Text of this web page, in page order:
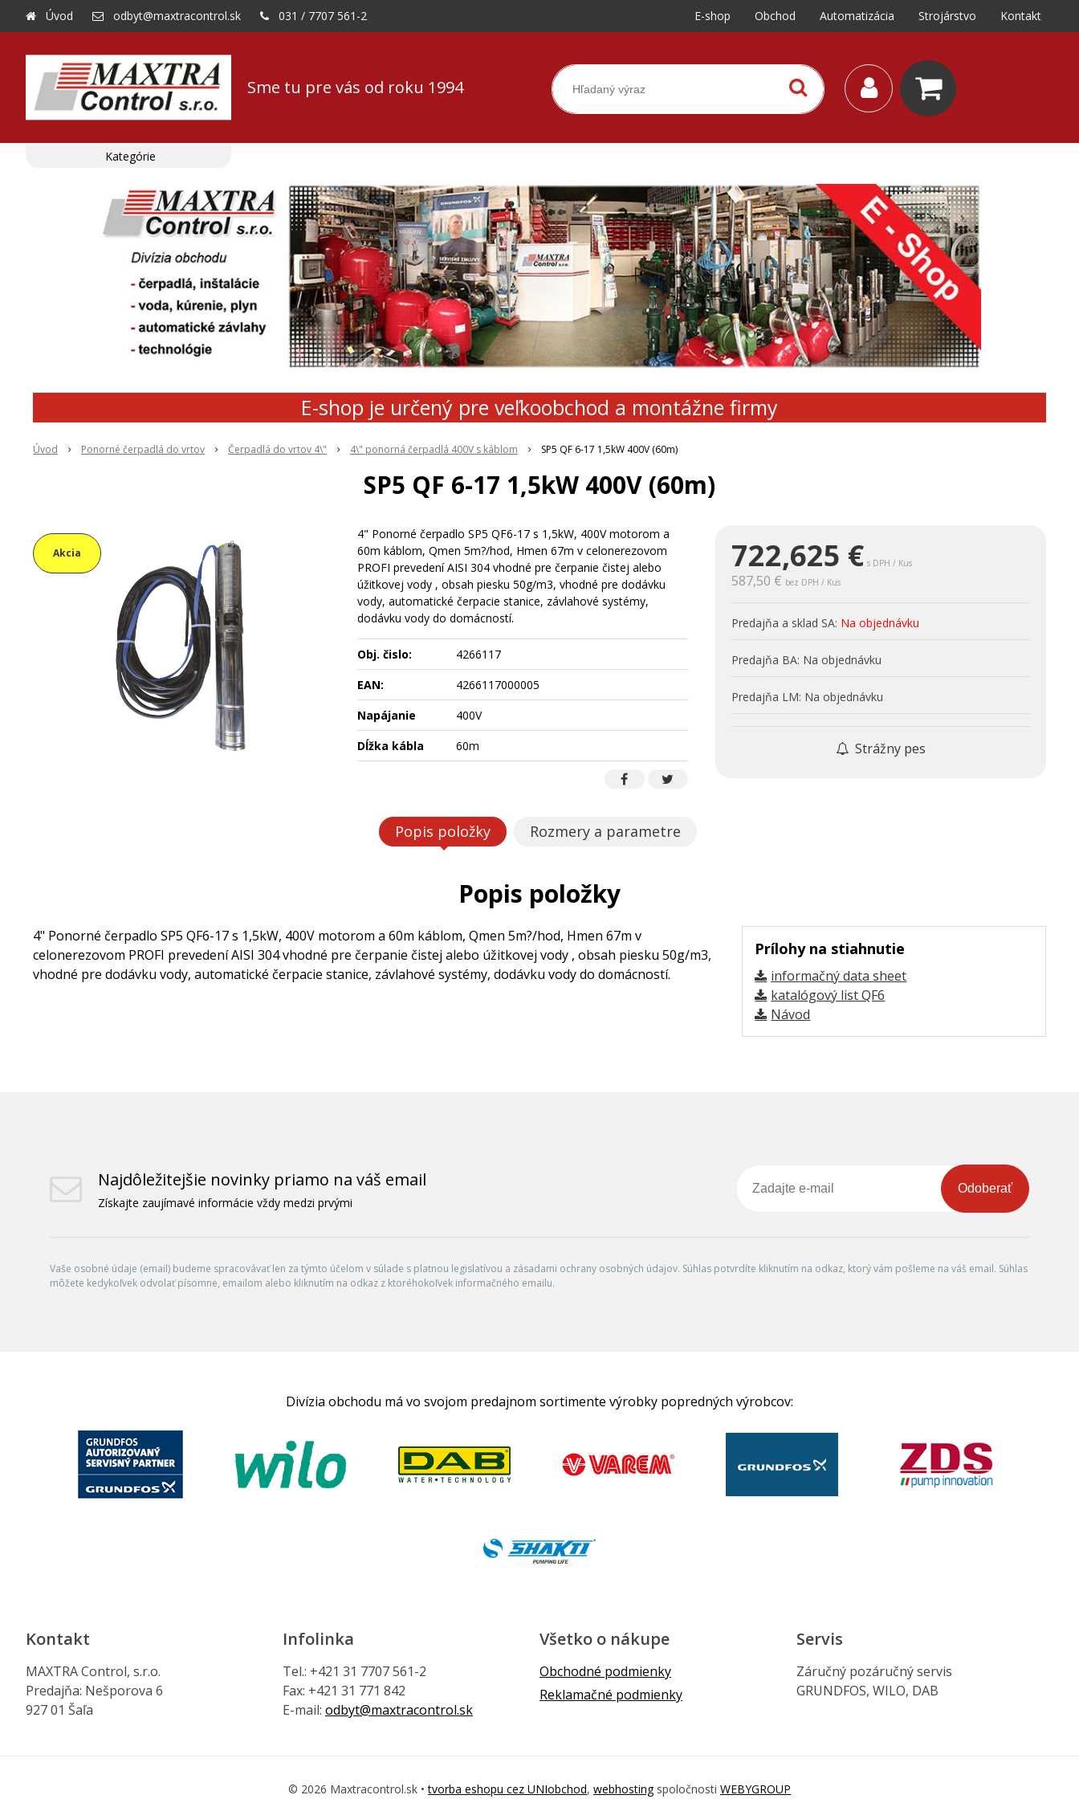
Sme tu pre vás od roku 1994
Úvod odbyt@maxtracontrol.sk 031 / 7707 561-2 E-shop Obchod Automatizácia Strojárstvo Kontakt
E-shop je určený pre veľkoobchod a montážne firmy
Úvod Ponorné čerpadlá do vrtov Čerpadlá do vrtov 4\" 4\" ponorná čerpadlá 400V s káblom SP5 QF 6-17 1,5kW 400V (60m)
SP5 QF 6-17 1,5kW 400V (60m)
Akcia 722,625 € s DPH / Kus
587,50 € bez DPH / Kus
Predajňa a sklad SA: Na objednávku
Predajňa BA: Na objednávku
Predajňa LM: Na objednávku
Strážny pes
4" Ponorné čerpadlo SP5 QF6-17 s 1,5kW, 400V motorom a
60m káblom, Qmen 5m?/hod, Hmen 67m v celonerezovom
PROFI prevedení AISI 304 vhodné pre čerpanie čistej alebo
úžitkovej vody , obsah piesku 50g/m3, vhodné pre dodávku
vody, automatické čerpacie stanice, závlahové systémy,
dodávku vody do domácností.
Obj. čislo:
4266117
EAN:
4266117000005
Napájanie
400V
Dĺžka kábla
60m
Popis položky Rozmery a parametre
Popis položky
Prílohy na stiahnutie
informačný data sheet
katalógový list QF6
Návod
4" Ponorné čerpadlo SP5 QF6-17 s 1,5kW, 400V motorom a 60m káblom, Qmen 5m?/hod, Hmen 67m v
celonerezovom PROFI prevedení AISI 304 vhodné pre čerpanie čistej alebo úžitkovej vody , obsah piesku 50g/m3,
vhodné pre dodávku vody, automatické čerpacie stanice, závlahové systémy, dodávku vody do domácností.
Kategórie
Najdôležitejšie novinky priamo na váš email
Získajte zaujímavé informácie vždy medzi prvými
Odoberať
Vaše osobné údaje (email) budeme spracovávať len za týmto účelom v súlade s platnou legislatívou a zásadami ochrany osobných údajov. Súhlas potvrdíte kliknutím na odkaz, ktorý vám pošleme na váš email. Súhlas
môžete kedykoľvek odvolať písomne, emailom alebo kliknutím na odkaz z ktoréhokoľvek informačného emailu.
Divízia obchodu má vo svojom predajnom sortimente výrobky popredných výrobcov:
Kontakt
MAXTRA Control, s.r.o.
Predajňa: Nešporova 6
927 01 Šaľa
Infolinka
Tel.: +421 31 7707 561-2
Fax: +421 31 771 842
E-mail: odbyt@maxtracontrol.sk
Všetko o nákupe
Obchodné podmienky
Reklamačné podmienky
Servis
Záručný pozáručný servis
GRUNDFOS, WILO, DAB
© 2026 Maxtracontrol.sk •tvorba eshopu cez UNIobchod, webhostingspoločnosti WEBYGROUP